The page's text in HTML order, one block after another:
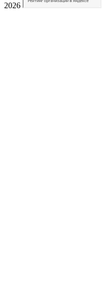
2026